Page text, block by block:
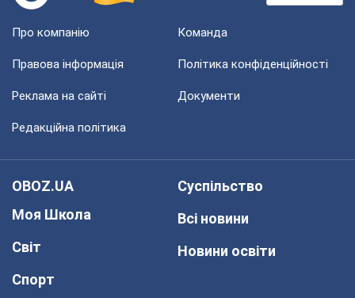
Про компанію Команда
Правова інформація Політика конфіденційності
Реклама на сайті Документи
Редакційна політика
OBOZ.UA
Моя Школа
Світ
Спорт
Суспільство
Всі новини
Новини освіти